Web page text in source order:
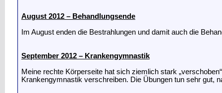
August 2012 – Behandlungsende
Im August enden die Bestrahlungen und damit auch die
September 2012 – Krankengymnastik
Meine rechte Körperseite hat sich ziemlich stark
Krankengymnastik verschreiben. Die Übungen tun sehr gut,